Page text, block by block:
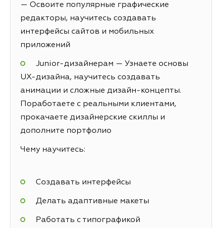
— Освоите популярные графические
редакторы, научитесь создавать
интерфейсы сайтов и мобильных
приложений
Junior-дизайнерам — Узнаете основы
UX-дизайна, научитесь создавать
анимации и сложные дизайн-концепты.
Поработаете с реальными клиентами,
прокачаете дизайнерские скиллы и
дополните портфолио
Чему научитесь:
Создавать интерфейсы
Делать адаптивные макеты
Работать с типографикой